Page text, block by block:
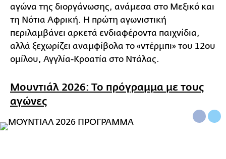
αγώνα της διοργάνωσης, ανάμεσα στο Μεξικό και
τη Νότια Αφρική. Η πρώτη αγωνιστική
περιλαμβάνει αρκετά ενδιαφέροντα παιχνίδια,
αλλά ξεχωρίζει αναμφίβολα το «ντέρμπι» του 12ου
ομίλου, Αγγλία-Κροατία στο Ντάλας.
Μουντιάλ 2026: Το πρόγραμμα με τους
αγώνες